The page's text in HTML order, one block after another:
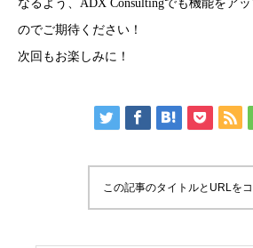
なるよう、ADX Consultingでも機能をア
のでご期待ください！
次回もお楽しみに！
この記事のタイトルとURLを